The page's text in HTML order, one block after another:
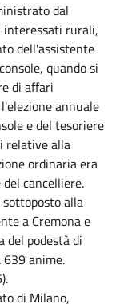
dal
rurali,
dell'assistente
quando si
di affari
annuale
e del tesoriere
relative alla
ordinaria era
cancelliere.
sottoposto alla
a Cremona e
del podestà di
639 anime.
di Milano,